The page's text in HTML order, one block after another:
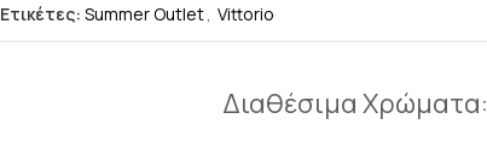
Ετικέτες: Summer Outlet, Vittorio
Διαθέσιμα Χρώματα: